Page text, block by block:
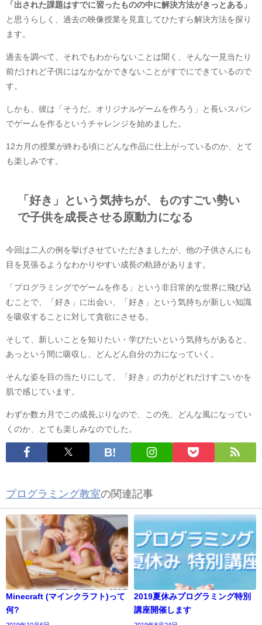
「出された課題はすでに習ったものの中に解決方法がきっとある」
と思うらしく、過去の映像授業を見直してひたすら解決方法を探り
ます。
過去を調べて、それでもわからないことは聞く、そんな一見当たり
前だけれど子供にはなかなかできないことがすでにできているので
す。
しかも、彼は「そうだ。オリジナルゲームを作ろう」と長いスパン
でゲームを作るというチャレンジを始めました。
12カ月の授業が終わる頃にどんな作品に仕上がっているのか、とて
も楽しみです。
「好き」という気持ちが、ものすごい勢い
で子供を成長させる原動力になる
今回は二人の例を挙げさせていただきましたが、他の子供さんにも
目を見張るようなわかりやすい成長の軌跡があります。
「プログラミングでゲームを作る」という非日常的な世界に飛び込
むことで、「好き」に出会い、「好き」という気持ちが新しい知識
を吸収することに対して貪欲にさせる。
そして、新しいことを知りたい・学びたいという気持ちがあると、
あっという間に吸収し、どんどん自分の力になっていく。
そんな姿を目の当たりにして、「好き」の力がどれだけすごいかを
肌で感じています。
わずか数カ月でこの成長ぶりなので、この先、どんな風になってい
くのか、とても楽しみなのでした。
プログラミング教室の関連記事
Minecraft (マインクラフト)って
何?
2019夏休みプログラミング特別
講座開催します